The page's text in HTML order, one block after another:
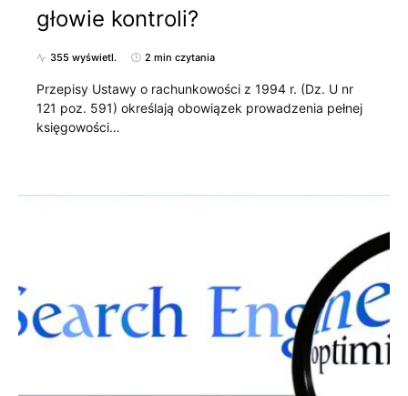
głowie kontroli?
355 wyświetl. 2 min czytania
Przepisy Ustawy o rachunkowości z 1994 r. (Dz. U nr
121 poz. 591) określają obowiązek prowadzenia pełnej
księgowości…